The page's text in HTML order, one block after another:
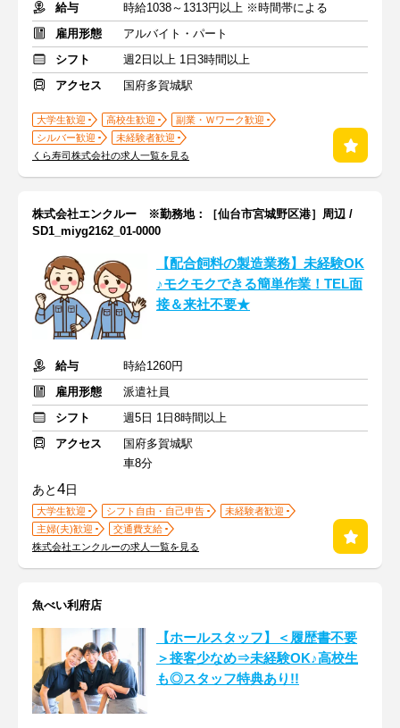
給与
時給1038～1313円以上 ※時間帯による
雇用形態
アルバイト・パート
シフト
週2日以上 1日3時間以上
アクセス
国府多賀城駅
大学生歓迎 高校生歓迎
副業・Ｗワーク歓迎
シルバー歓迎
未経験者歓迎
くら寿司株式会社の求人一覧を見る
株式会社エンクルー ※勤務地：［仙台市宮城野区港］周辺 /
SD1_miyg2162_01-0000
【配合飼料の製造業務】未経験OK
♪モクモクできる簡単作業！TEL面
接＆来社不要★
給与
時給1260円
雇用形態
派遣社員
シフト
週5日 1日8時間以上
アクセス
国府多賀城駅
車8分
あと4日
大学生歓迎 シフト自由・自己申告
未経験者歓迎
主婦(夫)歓迎
交通費支給
株式会社エンクルーの求人一覧を見る
魚べい利府店
【ホールスタッフ】＜履歴書不要
＞接客少なめ⇒未経験OK♪高校生
も◎スタッフ特典あり!!